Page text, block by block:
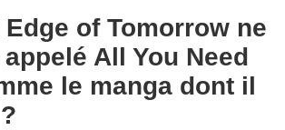
of Tomorrow ne
appelé All You Need
le manga dont il